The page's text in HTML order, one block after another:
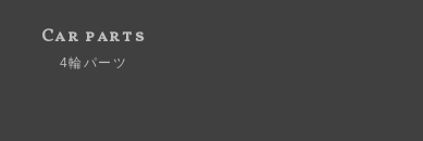
Car parts
4輪パーツ